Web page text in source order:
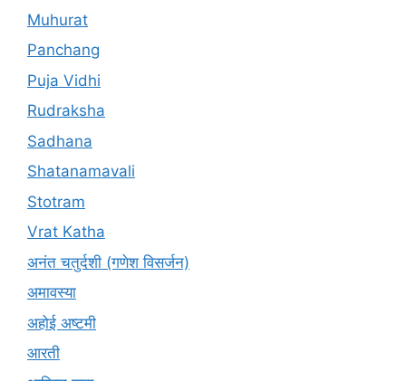
Muhurat
Panchang
Puja Vidhi
Rudraksha
Sadhana
Shatanamavali
Stotram
Vrat Katha
अनंत चतुर्दशी (गणेश विसर्जन)
अमावस्या
अहोई अष्टमी
आरती